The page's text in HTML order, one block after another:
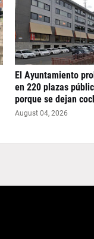
El Ayuntamiento
en 220 plazas
porque se dejan
August 04, 2026